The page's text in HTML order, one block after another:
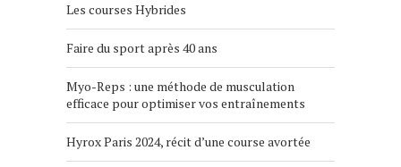
Les courses Hybrides
Faire du sport après 40 ans
Myo-Reps : une méthode de musculation
efficace pour optimiser vos entraînements
Hyrox Paris 2024, récit d’une course avortée